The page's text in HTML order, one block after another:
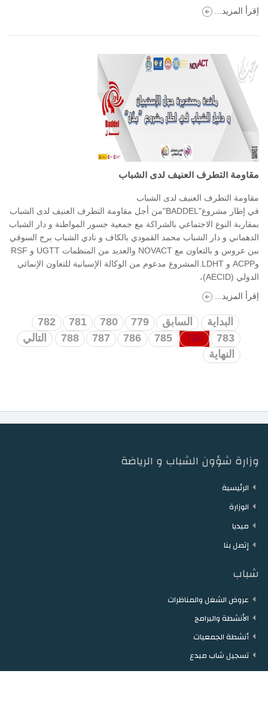
اِقرأ المزيد...
مقاومة التطرف العنيف لدى الشباب
مقاومة التطرف العنيف لدى الشباب
في إطار مشروع"BADDEL"من أجل مقاومة التطرف العنيف لدى الشباب
بمقاربة النوع الاجتماعي بالشراكة مع جمعية جسور المواطنة و دار الشباب
الدهماني و دار الشباب محمد القمودي بالكاف و نادي الشباب برج السوقي
ببن عروس و بالتعاون مع NOVACT والعديد من المنظمات UGTT و RSF
وACPP و LDHT.المشروع مدعوم من الوكالة الإسبانية للتعاون الإنمائي
الدولي (AECID)،
اِقرأ المزيد...
البداية السابق 779
780
781
782
783
784
785
786
787
788
التالي
النهاية
وزارة شؤون الشباب و الرياضة
الرئيسية
الوزارة
ميديا
إتصل بنا
شباب
عروض الشغل والمناظرات
الأنشطة والبرامج
أنشطة الجمعيات
تسجيل شاب مبدع